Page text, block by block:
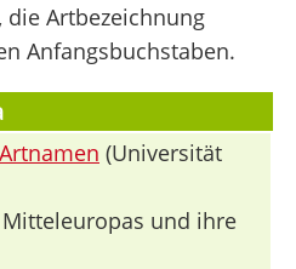
die Artbezeichnung
Anfangsbuchstaben.
(Universität
und ihre